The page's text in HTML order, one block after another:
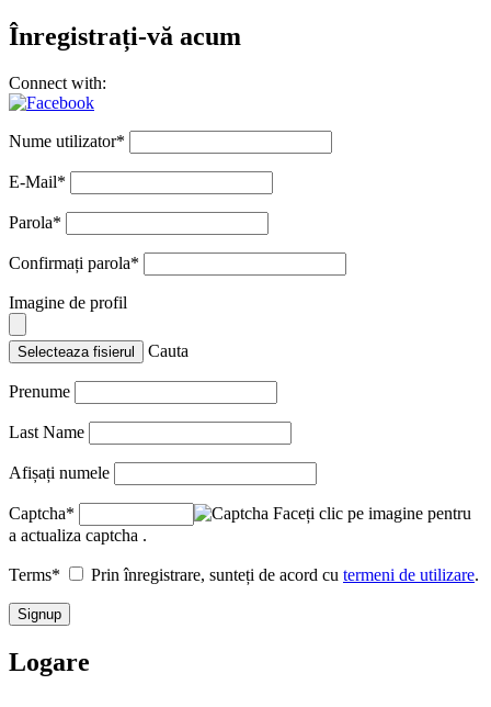
Înregistrați-vă acum
Connect with:
Nume utilizator*
E-Mail*
Parola*
Confirmați parola*
Imagine de profil
Selecteaza fisierul Cauta
Prenume
Last Name
Afișați numele
Captcha*
Faceți clic pe imagine pentru
a actualiza captcha .
Terms* Prin înregistrare, sunteți de acord cu termeni de utilizare.
Logare